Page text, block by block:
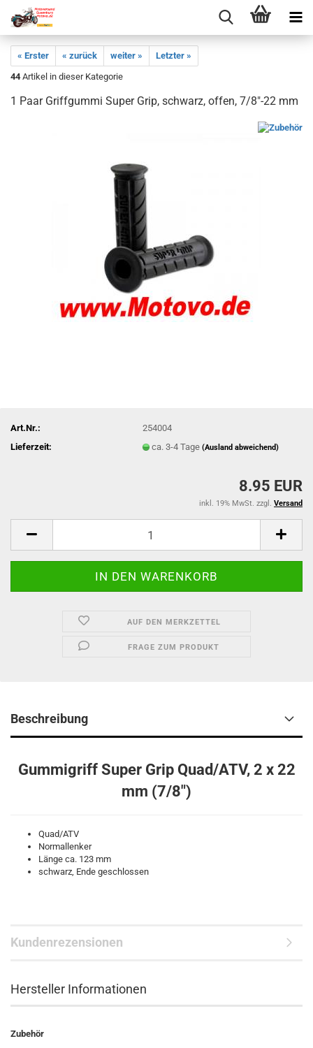
« Erster « zurück weiter »
Letzter »
44 Artikel in dieser Kategorie
1 Paar Griffgummi Super Grip, schwarz, offen, 7/8"-22 mm
Art.Nr.:
254004
Lieferzeit:
ca. 3-4 Tage(Ausland abweichend)
8.95 EUR
inkl. 19% MwSt. zzgl. Versand
AUF DEN MERKZETTEL
FRAGE ZUM PRODUKT
Beschreibung
Gummigriff Super Grip Quad/ATV, 2 x 22
mm (7/8")
Quad/ATV
Normallenker
Länge ca. 123 mm
schwarz, Ende geschlossen
Kundenrezensionen
Hersteller Informationen
Zubehör